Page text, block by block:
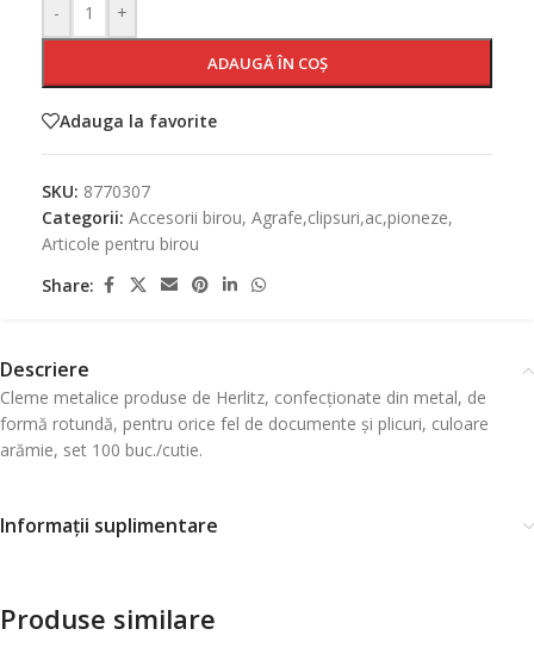
- +
ADAUGĂ ÎN COȘ
Adauga la favorite
SKU: 8770307
Categorii: Accesorii birou, Agrafe,clipsuri,ac,pioneze,
Articole pentru birou
Share:
Descriere
Cleme metalice produse de Herlitz, confecționate din metal, de
formă rotundă, pentru orice fel de documente și plicuri, culoare
arămie, set 100 buc./cutie.
Informații suplimentare
Produse similare